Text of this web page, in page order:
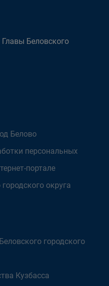
Беловского
Белово
персональных
портале
округа
городского
Кузбасса